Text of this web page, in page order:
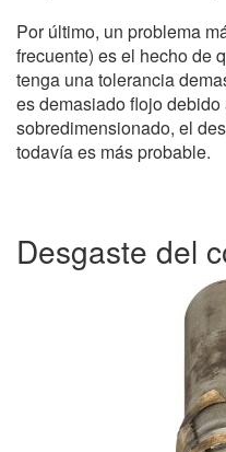
Por último, un problema
frecuente) es el hecho de
tenga una tolerancia
es demasiado flojo
sobredimensionado, el
todavía es más probable.
Desgaste del